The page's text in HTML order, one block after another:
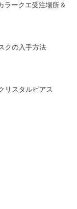
ラークエ受注場所＆
クの入手方法
リスタルピアス